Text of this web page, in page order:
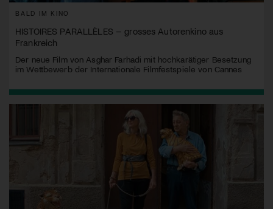
BALD IM KINO
HISTOIRES PARALLÈLES – grosses Autorenkino aus
Frankreich
Der neue Film von Asghar Farhadi mit hochkarätiger Besetzung
im Wettbewerb der Internationale Filmfestspiele von Cannes